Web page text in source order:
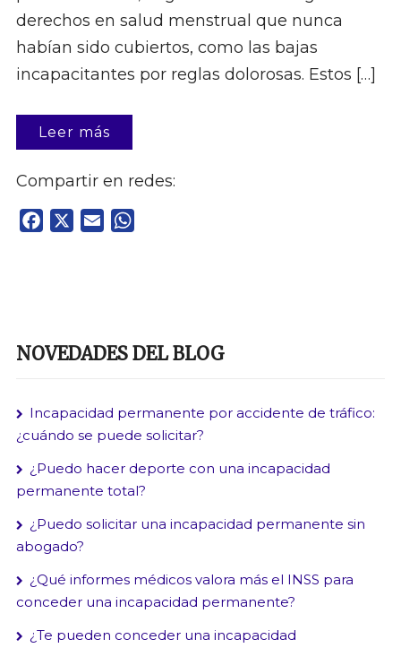
derechos en salud menstrual que nunca
habían sido cubiertos, como las bajas
incapacitantes por reglas dolorosas. Estos […]
Leer más
Compartir en redes:
Facebook Email
NOVEDADES DEL BLOG
Incapacidad permanente por accidente de tráfico:
¿cuándo se puede solicitar?
¿Puedo hacer deporte con una incapacidad
permanente total?
¿Puedo solicitar una incapacidad permanente sin
abogado?
¿Qué informes médicos valora más el INSS para
conceder una incapacidad permanente?
¿Te pueden conceder una incapacidad